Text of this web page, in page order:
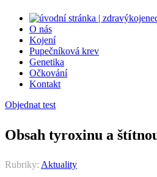
O nás
Kojení
Pupečníková krev
Genetika
Očkování
Kontakt
Objednat test
Obsah tyroxinu a
Rubriky: Aktuality